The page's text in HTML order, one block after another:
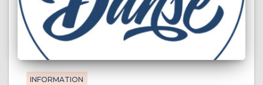
INFORMATION